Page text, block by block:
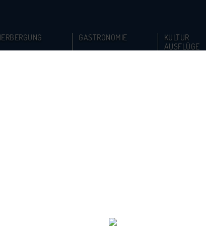
GASTRONOMIE
KULTUR
AUSFLÜGE